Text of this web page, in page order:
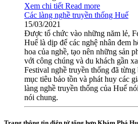
Xem chi tiết Read more
Các làng nghề truyền thống Huế
15/03/2021
Được tổ chức vào những năm lẻ,
Huế là dịp để các nghệ nhân đem
hoa của nghề, tạo nên những sản
với công chúng và du khách gần
Festival nghề truyền thống đã
mục tiêu bảo tồn và phát huy các
làng nghề truyền thống của Huế
nói chung.